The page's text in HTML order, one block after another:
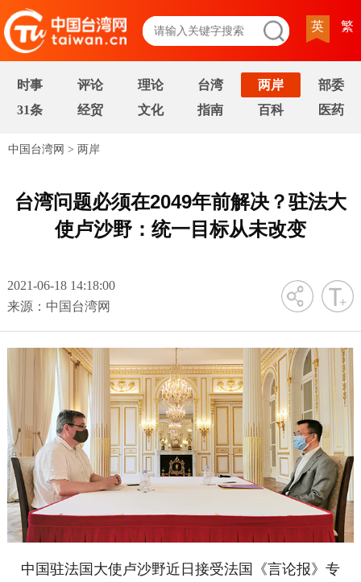
英 繁
时事 评论 理论 台湾 两岸
部委
31条
经贸 文化 指南 百科 医药
中国台湾网 > 两岸
台湾问题必须在2049年前解决？驻法大
使卢沙野：统一目标从未改变
2021-06-18 14:18:00
来源：中国台湾网
字号
中国驻法国大使卢沙野近日接受法国《言论报》专